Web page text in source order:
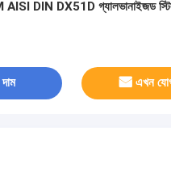
AISI DIN DX51D গ্যালভানাইজড
এখন